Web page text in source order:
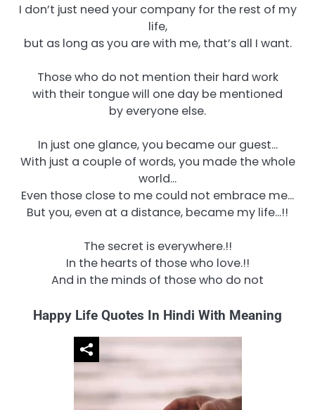
I don’t just need your company for the rest of my
life,
but as long as you are with me, that’s all I want.
Those who do not mention their hard work
with their tongue will one day be mentioned
by everyone else.
In just one glance, you became our guest…
With just a couple of words, you made the whole
world…
Even those close to me could not embrace me…
But you, even at a distance, became my life…!!
The secret is everywhere.!!
In the hearts of those who love.!!
And in the minds of those who do not
Happy Life Quotes In Hindi With Meaning